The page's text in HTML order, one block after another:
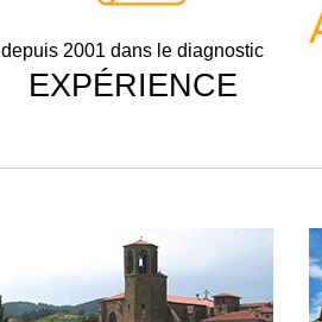
depuis 2001 dans le diagnostic
EXPÉRIENCE